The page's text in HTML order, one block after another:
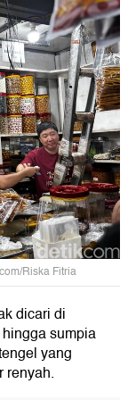
Riska Fitria
dicari di
sumpia
yang
renyah.